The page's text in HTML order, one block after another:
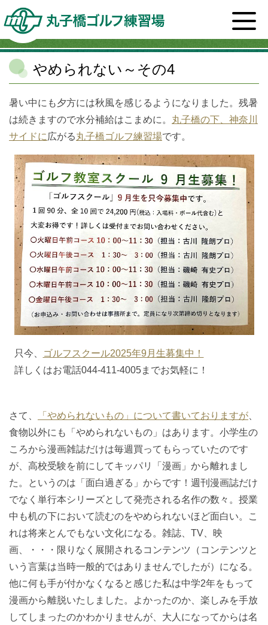
ホーム>スタッフブログ一覧>カルチャー
やめられ
ない～その4
やめられない～その4
暑い中にも夕方には秋風を感じるようになりました。残暑
は続きますので水分補給はこまめに。 丸子橋の下、神奈川
サイドに 広がる丸子橋ゴルフ練習場です。
只今、
ゴルフスクール2025年9月生募集中！
詳しくはお電話044-411-4005までお気軽に！
さて、 「やめられないもの」について書いておりますが
食物以外にも「やめられないもの」はあります。小学生の
ころから漫画雑誌だけは毎週買ってもらっていたのです
が、高校受験を前にしてキッパリ「漫画」から離れまし
た。というのは「面白過ぎる」からです！週刊漫画誌だけ
でなく単行本シリーズとして発売される名作の数々。授業
中も机の下において読むのをやめられないほど面白い。こ
れは将来とんでもない文化になる。雑誌、TV、映
画、・・・限りなく展開されるコンテンツ（コンテンツと
いう言葉は当時一般的ではありませんでしたが）になる。
他に何も手が付かなくなると感じた私は中学2年をもって
漫画から離脱いたしました。よかったのか、楽しみを手放
してしまったのかわかりませんが、大人になってからは名